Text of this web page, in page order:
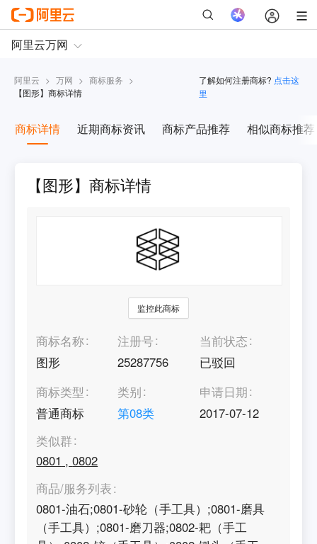
阿里云 > 万网 > 商标服务 >
【图形】商标详情
了解如何注册商标? 点击这
里
商标详情 近期商标资讯 商标产品推荐 相似商标推荐
【图形】商标详情
监控此商标
商标名称
图形
注册号
25287756
当前状态
已驳回
商标类型
普通商标
类别
第08类
申请日期
2017-07-12
类似群
0801 ,0802
商品/服务列表
0801-油石;0801-砂轮（手工具）;0801-磨具
（手工具）;0801-磨刀器;0802-耙（手工